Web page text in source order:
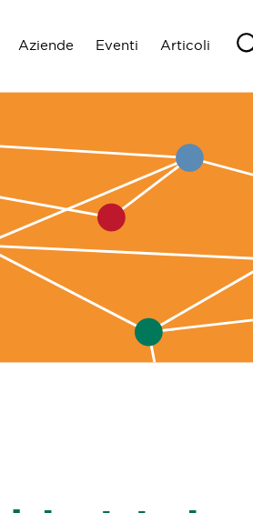
Aziende Eventi Articoli